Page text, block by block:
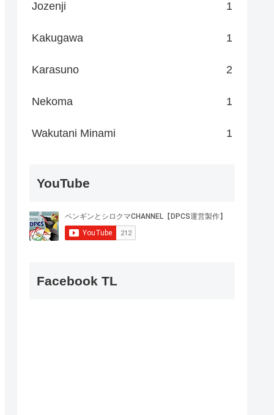
Jozenji 1
Kakugawa 1
Karasuno 2
Nekoma 1
Wakutani Minami 1
YouTube
Facebook TL